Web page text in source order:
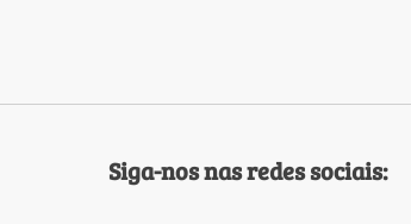
Siga-nos nas redes sociais: